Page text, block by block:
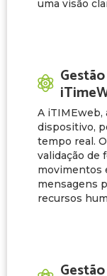
uma visão
A iTIMEweb,
dispositivo,
tempo real.
validação de
movimentos
mensagens
recursos